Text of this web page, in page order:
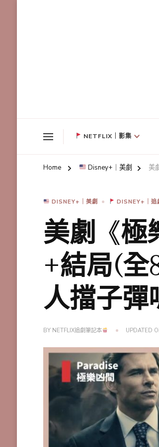
NETFLIX｜影集
Home Disney+｜美劇 美
DISNEY+｜美劇 DISNEY+｜追
美劇《極
+結局(全
人擋子彈
BY NETFLIX追劇筆記本 UPDATED